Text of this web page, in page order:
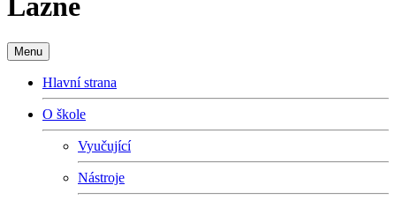
Lázně
Menu
Hlavní strana
O škole
Vyučující
Nástroje